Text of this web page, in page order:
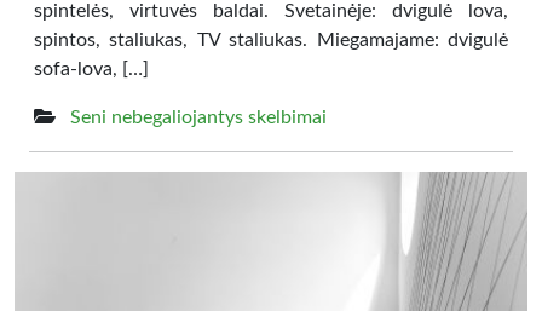
spintelės, virtuvės baldai. Svetainėje: dvigulė lova,
spintos, staliukas, TV staliukas. Miegamajame: dvigulė
sofa-lova, […]
Seni nebegaliojantys skelbimai